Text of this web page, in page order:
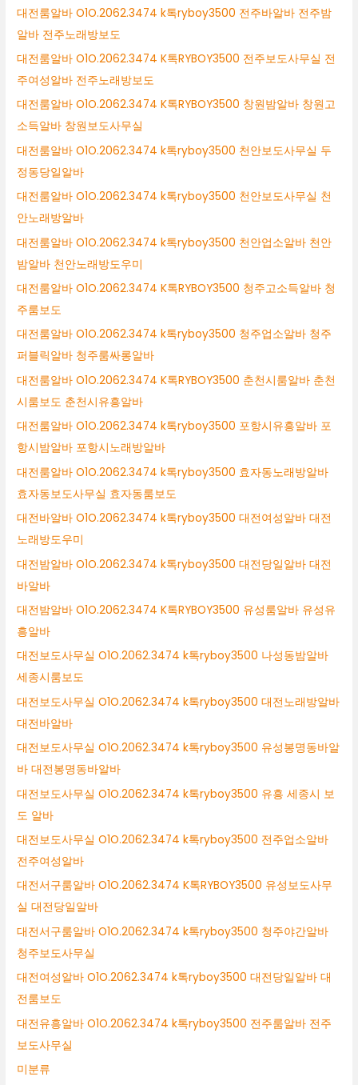
대전룸알바 O1O.2062.3474 k톡ryboy3500 전주바알바 전주밤
알바 전주노래방보도
대전룸알바 O1O.2062.3474 K톡RYBOY3500 전주보도사무실 전
주여성알바 전주노래방보도
대전룸알바 O1O.2062.3474 K톡RYBOY3500 창원밤알바 창원고
소득알바 창원보도사무실
대전룸알바 O1O.2062.3474 k톡ryboy3500 천안보도사무실 두
정동당일알바
대전룸알바 O1O.2062.3474 k톡ryboy3500 천안보도사무실 천
안노래방알바
대전룸알바 O1O.2062.3474 k톡ryboy3500 천안업소알바 천안
밤알바 천안노래방도우미
대전룸알바 O1O.2062.3474 K톡RYBOY3500 청주고소득알바 청
주룸보도
대전룸알바 O1O.2062.3474 k톡ryboy3500 청주업소알바 청주
퍼블릭알바 청주룸싸롱알바
대전룸알바 O1O.2062.3474 K톡RYBOY3500 춘천시룸알바 춘천
시룸보도 춘천시유흥알바
대전룸알바 O1O.2062.3474 k톡ryboy3500 포항시유흥알바 포
항시밤알바 포항시노래방알바
대전룸알바 O1O.2062.3474 k톡ryboy3500 효자동노래방알바
효자동보도사무실 효자동룸보도
대전바알바 O1O.2062.3474 k톡ryboy3500 대전여성알바 대전
노래방도우미
대전밤알바 O1O.2062.3474 k톡ryboy3500 대전당일알바 대전
바알바
대전밤알바 O1O.2062.3474 K톡RYBOY3500 유성룸알바 유성유
흥알바
대전보도사무실 O1O.2062.3474 k톡ryboy3500 나성동밤알바
세종시룸보도
대전보도사무실 O1O.2062.3474 k톡ryboy3500 대전노래방알바
대전바알바
대전보도사무실 O1O.2062.3474 k톡ryboy3500 유성봉명동바알
바 대전봉명동바알바
대전보도사무실 O1O.2062.3474 k톡ryboy3500 유흥 세종시 보
도 알바
대전보도사무실 O1O.2062.3474 k톡ryboy3500 전주업소알바
전주여성알바
대전서구룸알바 O1O.2062.3474 K톡RYBOY3500 유성보도사무
실 대전당일알바
대전서구룸알바 O1O.2062.3474 k톡ryboy3500 청주야간알바
청주보도사무실
대전여성알바 O1O.2062.3474 k톡ryboy3500 대전당일알바 대
전룸보도
대전유흥알바 O1O.2062.3474 k톡ryboy3500 전주룸알바 전주
보도사무실
미분류